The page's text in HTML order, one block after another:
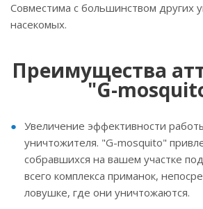
Совместима с большинством других
насекомых.
Преимущества
"G-
Увеличение эффективности
уничтожителя. "G-mosquito"
собравшихся на вашем участке
всего комплекса приманок,
ловушке, где они уничтожаются.